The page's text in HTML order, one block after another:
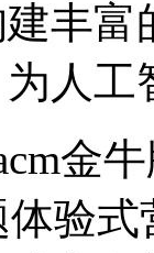
丰富
，为
金
验式